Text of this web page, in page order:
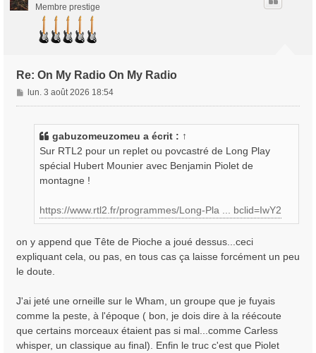
Membre prestige
Re: On My Radio On My Radio
M
e
lun. 3 août 2026 18:54
gabuzomeuzomeu a écrit : ↑
Sur RTL2 pour un replet ou povcastré de Long Play
spécial Hubert Mounier avec Benjamin Piolet de
montagne !
https://www.rtl2.fr/programmes/Long-Pla ... bclid=IwY2
on y append que Tête de Pioche a joué dessus...ceci
expliquant cela, ou pas, en tous cas ça laisse forcément un peu
le doute.
J'ai jeté une orneille sur le Wham, un groupe que je fuyais
comme la peste, à l'époque ( bon, je dois dire à la réécoute
que certains morceaux étaient pas si mal...comme Carless
whisper, un classique au final). Enfin le truc c'est que Piolet